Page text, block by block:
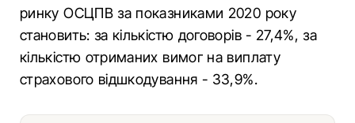
ринку ОСЦПВ за показниками 2020 року
становить: за кількістю договорів - 27,4%, за
кількістю отриманих вимог на виплату
страхового відшкодування - 33,9%.